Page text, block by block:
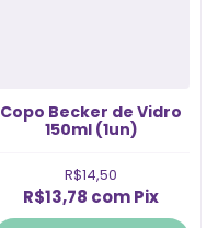
Copo Becker de Vidro
150ml (1un)
R$14,50
R$13,78 comPix